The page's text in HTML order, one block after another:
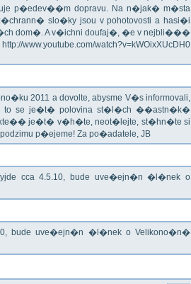
p�edev��m dopravu. Na n�jak� m�sta
slo�ky jsou v pohotovosti a hasi�i
dom�. A v�ichni doufaj�, �e v nejbli���
www.youtube.com/watch?v=kWOixXUcDH0
2011 a dovolte, abysme V�s informovali,
se je�t� polovina st�l�ch ��astn�k�
kte�� je�t� v�h�te, neot�lejte, st�hn�te si
p�ejeme! Za po�adatele, JB
cca 4.5.10, bude uve�ejn�n �l�nek o
bude uve�ejn�n �l�nek o Velikono�n�